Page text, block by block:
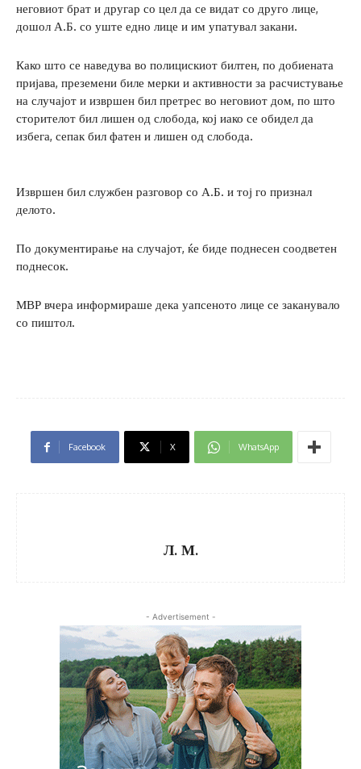
неговиот брат и другар со цел да се видат со друго лице,
дошол А.Б. со уште едно лице и им упатувал закани.
Како што се наведува во полицискиот билтен, по добиената
пријава, преземени биле мерки и активности за расчистување
на случајот и извршен бил претрес во неговиот дом, по што
сторителот бил лишен од слобода, кој иако се обидел да
избега, сепак бил фатен и лишен од слобода.
Извршен бил службен разговор со А.Б. и тој го признал
делото.
По документирање на случајот, ќе биде поднесен соодветен
поднесок.
МВР вчера информираше дека уапсеното лице се заканувало
со пиштол.
Facebook X WhatsApp
Л. М.
- Advertisement -